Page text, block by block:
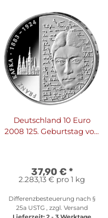
Deutschland 10 Euro
2008 125. Geburtstag von
37,90 € *
2.283,13 € pro 1 kg
Differenzbesteuerung nach §
25a USTG , zzgl. Versand